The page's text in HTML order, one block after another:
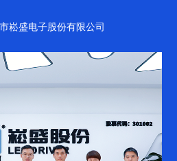
崧盛电子股份有限公司